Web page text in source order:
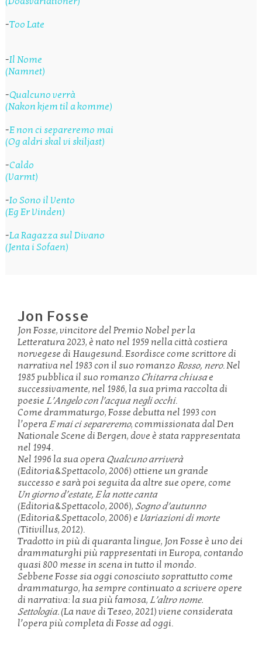
-Too Late
-Il Nome
(Namnet)
-Qualcuno verrà
(Nakon kjem til a komme)
-E non ci separeremo mai
(Og aldri skal vi skiljast)
-Caldo
(Varmt)
-Io Sono il Vento
(Eg Er Vinden)
-La Ragazza sul Divano
(Jenta i Sofaen)
Jon Fosse
Jon Fosse, vincitore del Premio Nobel per la
Letteratura 2023, è nato nel 1959 nella città costiera
norvegese di Haugesund. Esordisce come scrittore di
narrativa nel 1983 con il suo romanzoRosso, nero. Nel
1985 pubblica il suo romanzo Chitarra chiusae
successivamente, nel 1986, la sua prima raccolta di
poesieL’Angelo con l’acqua negli occhi.
Come drammaturgo, Fosse debutta nel 1993 con
l’operaE mai ci separeremo, commissionata dal Den
Nationale Scene di Bergen, dove è stata rappresentata
nel 1994.
Nel 1996 la sua opera Qualcuno arriverà
(Editoria&Spettacolo, 2006) ottiene un grande
successo e sarà poi seguita da altre sue opere, come
Un giorno d’estate, E la notte canta
(Editoria&Spettacolo, 2006),Sogno d’autunno
(Editoria&Spettacolo, 2006) e Variazioni di morte
(Titivillus, 2012).
Tradotto in più di quaranta lingue, Jon Fosse è uno dei
drammaturghi più rappresentati in Europa, contando
quasi 800 messe in scena in tutto il mondo.
Sebbene Fosse sia oggi conosciuto soprattutto come
drammaturgo, ha sempre continuato a scrivere opere
di narrativa: la sua più famosa,L’altro nome.
Settologia.(La nave di Teseo, 2021) viene considerata
l’opera più completa di Fosse ad oggi.